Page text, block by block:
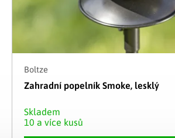
Boltze
Zahradní popelník Smoke, lesklý
Skladem
10 a více kusů